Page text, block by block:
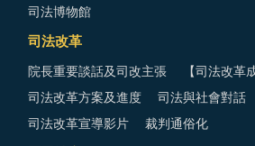
司法博物館
司法改革
院長重要談話及司改主張 【司法改革
司法改革方案及進度 司法與社會對話
司法改革宣導影片 裁判通俗化